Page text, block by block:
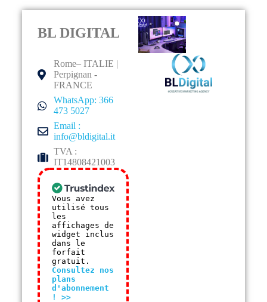
BL DIGITAL
Rome– ITALIE |
Perpignan -
FRANCE
WhatsApp: 366
473 5027
Email :
info@bldigital.it
TVA :
IT14808421003
Vous avez
utilisé tous
les
affichages de
widget inclus
dans le
forfait
gratuit.
Consultez nos
plans
d'abonnement
! >>